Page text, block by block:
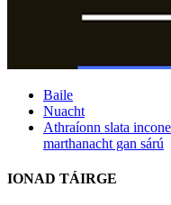
Baile
Nuacht
Athraíonn slata
marthanacht gan sárú
IONAD TÁIRGE